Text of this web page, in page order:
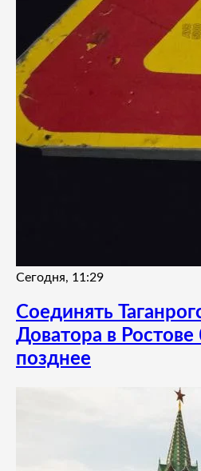
Сегодня, 11:29
Соединять
Доватора в Ростове
позднее